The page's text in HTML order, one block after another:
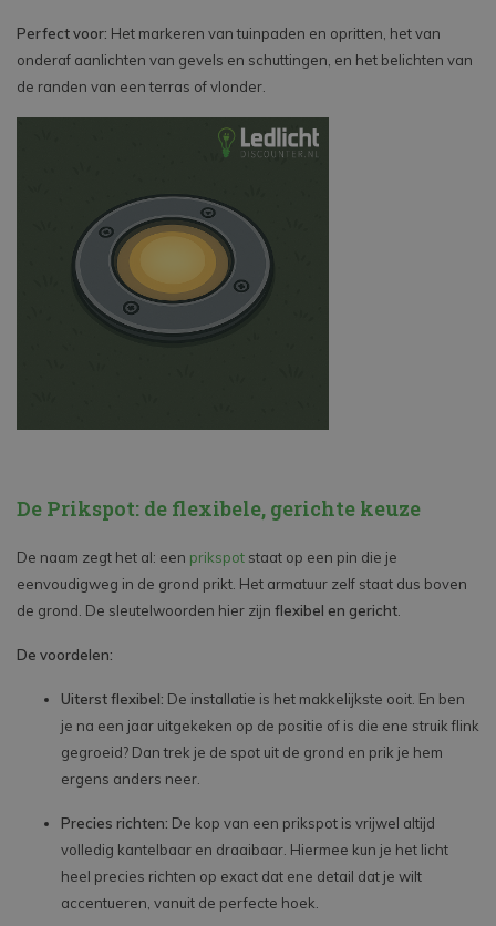
Perfect voor: Het markeren van tuinpaden en opritten, het van
onderaf aanlichten van gevels en schuttingen, en het belichten van
de randen van een terras of vlonder.
De Prikspot: de flexibele, gerichte keuze
De naam zegt het al: een prikspot staat op een pin die je
eenvoudigweg in de grond prikt. Het armatuur zelf staat dus boven
de grond. De sleutelwoorden hier zijn flexibel en gericht
De voordelen:
Uiterst flexibel: De installatie is het makkelijkste ooit. En ben
je na een jaar uitgekeken op de positie of is die ene struik flink
gegroeid? Dan trek je de spot uit de grond en prik je hem
ergens anders neer.
Precies richten: De kop van een prikspot is vrijwel altijd
volledig kantelbaar en draaibaar. Hiermee kun je het licht
heel precies richten op exact dat ene detail dat je wilt
accentueren, vanuit de perfecte hoek.